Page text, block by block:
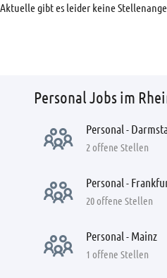
Personal Jobs im
Personal -
2 offene Stellen
Personal -
20 offene Stellen
Personal - Mainz
1 offene Stellen
Aktuelle gibt es leider keine